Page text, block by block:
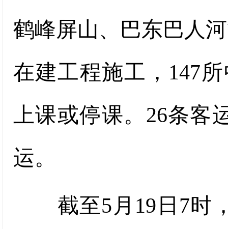
鹤峰屏山、巴东巴人
在建工程施工，147
上课或停课。26条
运。
截至5月19日7时，